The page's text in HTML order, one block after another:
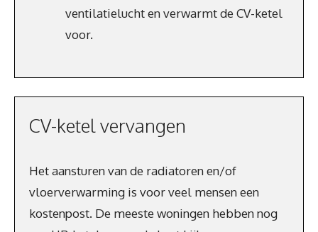
ventilatielucht en verwarmt de CV-ketel
voor.
CV-ketel vervangen
Het aansturen van de radiatoren en/of
vloerverwarming is voor veel mensen een
kostenpost. De meeste woningen hebben nog